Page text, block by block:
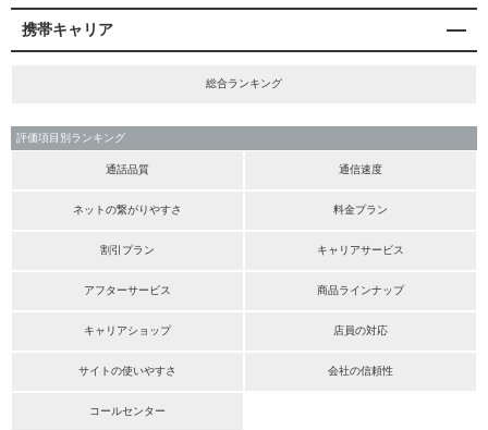
携帯キャリア
総合ランキング
評価項目別ランキング
通話品質 通信速度
ネットの繋がりやすさ 料金プラン
割引プラン キャリアサービス
アフターサービス 商品ラインナップ
キャリアショップ 店員の対応
サイトの使いやすさ 会社の信頼性
コールセンター